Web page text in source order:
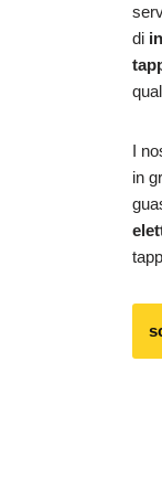
di
I
in